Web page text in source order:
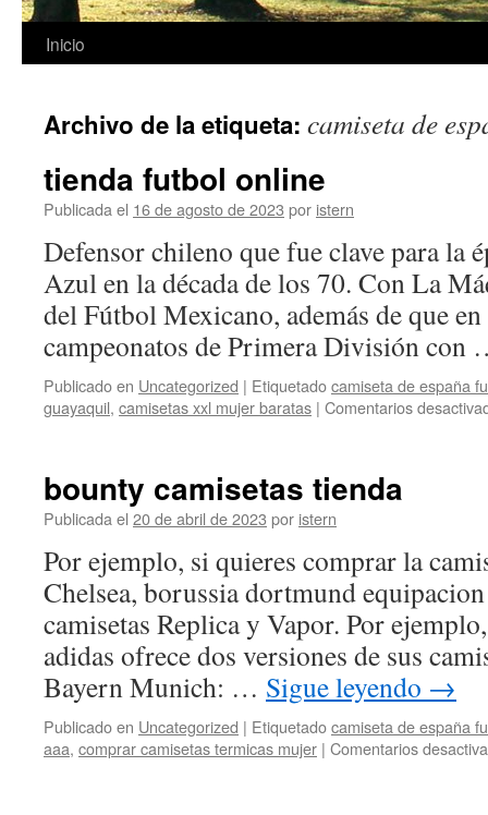
Saltar
contenido
Inicio
Archivo de la etiqueta: camiseta de
tienda futbol online
Publicada el 16 de agosto de 2023 por istern
Defensor chileno que fue clave para la
Azul en la década de los 70. Con La
del Fútbol Mexicano, además de que
campeonatos de Primera División
Publicado en Uncategorized | Etiquetadocamiseta de españa
guayaquil, camisetas xxl mujer baratas | Comentarios
bounty camisetas tienda
Publicada el 20 de abril de 2023 por istern
Por ejemplo, si quieres comprar la
Chelsea, borussia dortmund
camisetas Replica y Vapor. Por
adidas ofrece dos versiones de sus
Bayern Munich: … Sigue leyendo →
Publicado en Uncategorized | Etiquetadocamiseta de españa
aaa, comprar camisetas termicas mujer | Comentarios